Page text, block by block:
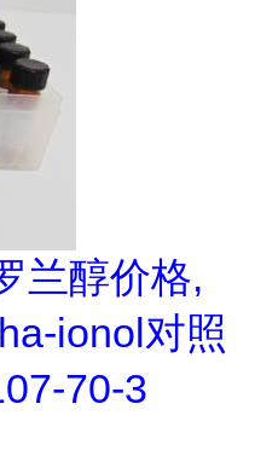
兰醇价格,
ionol对照
70-3